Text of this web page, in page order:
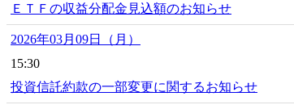
ＥＴＦの収益分配金見込額のお知らせ
2026年03月09日（月）
15:30
投資信託約款の一部変更に関するお知らせ